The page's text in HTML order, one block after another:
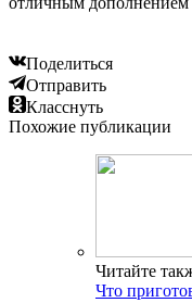
Поделиться
Отправить
Класснуть
Похожие публикации
Читайте
Что